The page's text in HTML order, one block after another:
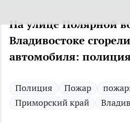
На улице Полярной
Владивостоке
автомобиля:
Полиция Пожар
Приморский край